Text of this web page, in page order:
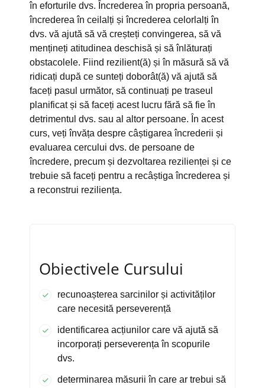
în eforturile dvs. Încrederea în propria persoană,
încrederea în ceilalți și încrederea celorlalți în
dvs. vă ajută să vă creșteți convingerea, să vă
mențineți atitudinea deschisă și să înlăturați
obstacolele. Fiind rezilient(ă) și în măsură să vă
ridicați după ce sunteți doborât(ă) vă ajută să
faceți pasul următor, să continuați pe traseul
planificat și să faceți acest lucru fără să fie în
detrimentul dvs. sau al altor persoane. În acest
curs, veți învăța despre câștigarea încrederii și
evaluarea cercului dvs. de persoane de
încredere, precum și dezvoltarea rezilienței și ce
trebuie să faceți pentru a recâștiga încrederea și
a reconstrui reziliența.
Obiectivele Cursului
recunoașterea sarcinilor și activităților
care necesită perseverență
identificarea acțiunilor care vă ajută să
incorporați perseverența în scopurile
dvs.
determinarea măsurii în care ar trebui să